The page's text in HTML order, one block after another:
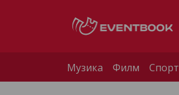
Музика Филм Спорт